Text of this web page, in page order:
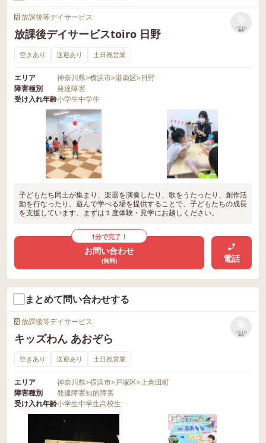
放課後等デイサービス
放課後デイサービスtoiro 日野
リストに
保存
空きあり 送迎あり 土日祝営業
エリア 神奈川県>横浜市>港南区>日野
障害種別
発達障害
受け入れ年齢小学生中学生
子どもたち同士が集まり、楽器を演奏したり、歌をうたったり、創作活
動を行なったり。遊んで学べる場を提供することで、子どもたちの成長
を支援しています。まずは１度体験・見学にお越しください。
1分で完了！
お問い合わせ
(無料) 電話
まとめて問い合わせする
放課後等デイサービス
キッズわん あおぞら
リストに
保存
空きあり 送迎あり 土日祝営業
エリア 神奈川県>横浜市>戸塚区>上倉田町
障害種別
発達障害知的障害
受け入れ年齢小学生中学生高校生